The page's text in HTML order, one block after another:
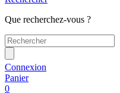
Que recherchez-vous ?
Connexion
Panier
0